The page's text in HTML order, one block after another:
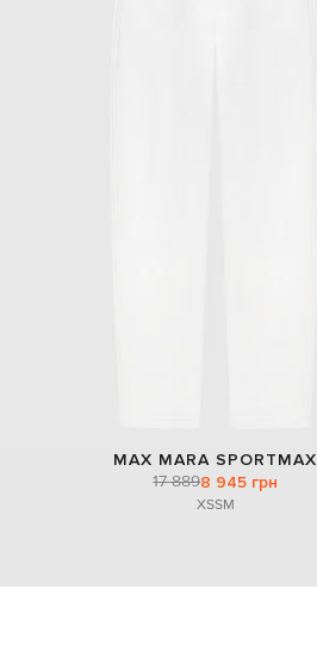
MAX MARA SPORTMAX
17 8898 945 грн
XSSM